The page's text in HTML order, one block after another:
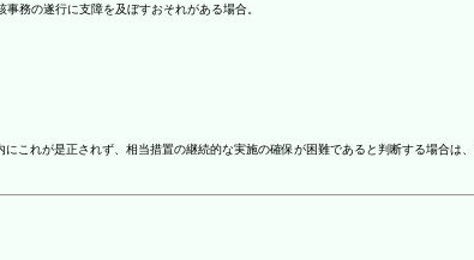
務の遂行に支障を及ぼすおそれがある場合。
れが是正されず、相当措置の継続的な実施の確保が困難であると判断する場合は